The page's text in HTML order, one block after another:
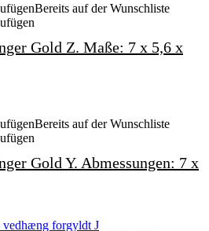
Bereits auf der Wunschliste
Gold Z. Maße: 7 x 5,6 x
Bereits auf der Wunschliste
Gold Y. Abmessungen: 7 x